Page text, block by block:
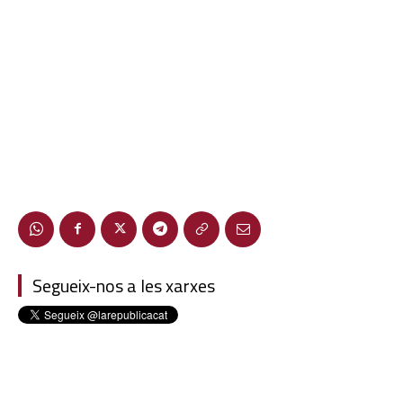
Segueix-nos a les xarxes